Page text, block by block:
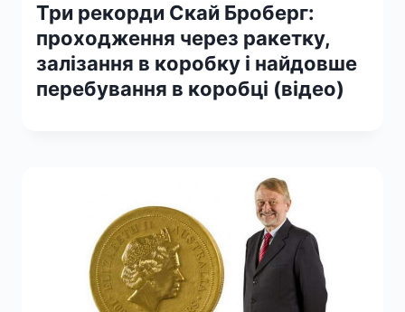
Три рекорди Скай Броберг:
проходження через ракетку,
залізання в коробку і найдовше
перебування в коробці (відео)